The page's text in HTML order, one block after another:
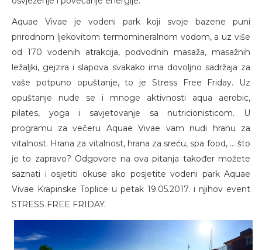
Aquae Vivae je vodeni park koji svoje bazene puni
prirodnom ljekovitom termomineralnom vodom, a uz više
od 170 vodenih atrakcija, podvodnih masaža, masažnih
ležaljki, gejzira i slapova svakako ima dovoljno sadržaja za
vaše potpuno opuštanje, to je Stress Free Friday. Uz
opuštanje nude se i mnoge aktivnosti aqua aerobic,
pilates, yoga i savjetovanje sa nutricionisticom. U
programu za večeru Aquae Vivae vam nudi hranu za
vitalnost. Hrana za vitalnost, hrana za sreću, spa food, ... što
je to zapravo? Odgovore na ova pitanja također možete
saznati i osjetiti okuse ako posjetite vodeni park Aquae
Vivae Krapinske Toplice u petak 19.05.2017. i njihov event
STRESS FREE FRIDAY.